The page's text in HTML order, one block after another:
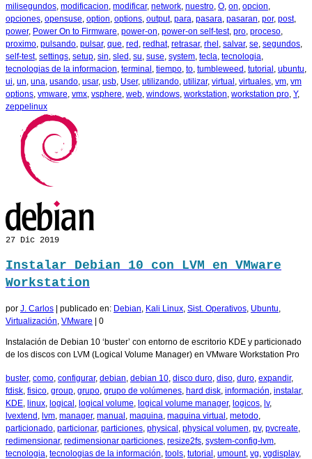
milisegundos modificacion modificar, network nuestro O on opcion
opciones opensuse option options output, para pasara pasaran por, post,
power, Power On to Firmware power-on power-on self-test, pro proceso
proximo pulsando pulsar, que red redhat, retrasar, rhel salvar, se segundos
self-test, settings setup sin sled su suse system tecla tecnologia
tecnologias de la informacion terminal tiempo to tumbleweed tutorial ubuntu
ui un una usando usar, usb User, utilizando utilizar, virtual virtuales vm vm
options vmware vmx vsphere web windows workstation workstation pro Y,
zeppelinux
27 Dic 2019
Instalar Debian 10 con LVM en VMware
Workstation
por J. Carlos | publicado en: Debian Kali Linux Sist. Operativos Ubuntu
Virtualización VMware | 0
Instalación de Debian 10 ‘buster’ con entorno de escritorio KDE y particionado
de los discos con LVM (Logical Volume Manager) en VMware Workstation Pro
buster, como configurar, debian debian 10 disco duro diso duro expandir,
fdisk fisico group grupo grupo de volúmenes hard disk información instalar,
KDE linux logical logical volume logical volume manager, logicos lv,
lvextend lvm manager, manual maquina maquina virtual metodo
particionado particionar, particiones physical physical volumen pv, pvcreate
redimensionar, redimensionar particiones resize2fs system-config-lvm
tecnologia tecnologias de la información tools tutorial umount, vg vgdisplay,